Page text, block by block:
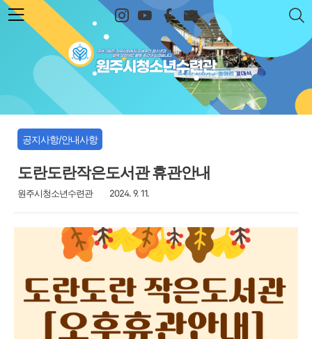
본문 바로가기
원주시청소년수련관
공지사항/안내사항
도란도란작은도서관 휴관안내
원주시청소년수련관 2024. 9. 11.